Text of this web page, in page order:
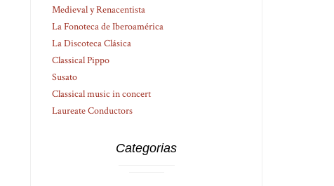
Medieval y Renacentista
La Fonoteca de Iberoamérica
La Discoteca Clásica
Classical Pippo
Susato
Classical music in concert
Laureate Conductors
Categorias